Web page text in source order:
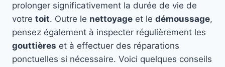
prolonger significativement la durée de vie de
votre toit. Outre le nettoyage et le démoussage,
pensez également à inspecter régulièrement les
gouttières et à effectuer des réparations
ponctuelles si nécessaire. Voici quelques conseils